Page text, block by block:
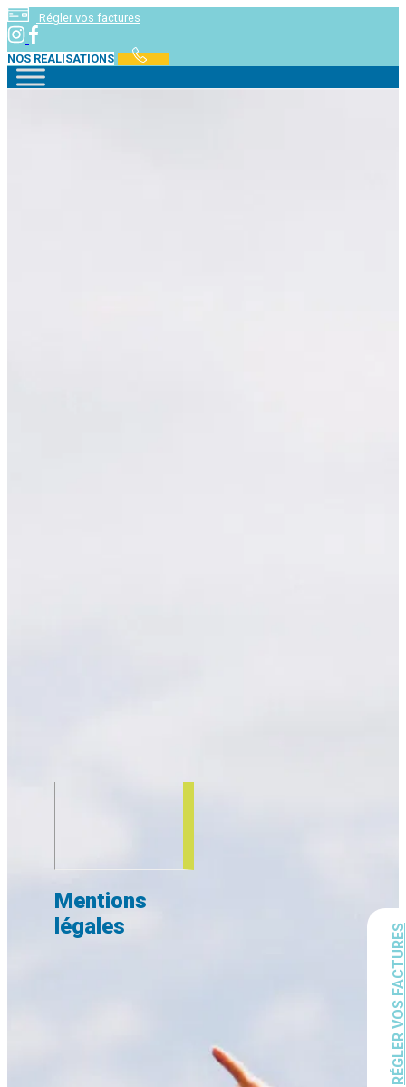
Régler vos factures
NOS REALISATIONS
RÉGLER VOS FACTURES
Mentions
légales